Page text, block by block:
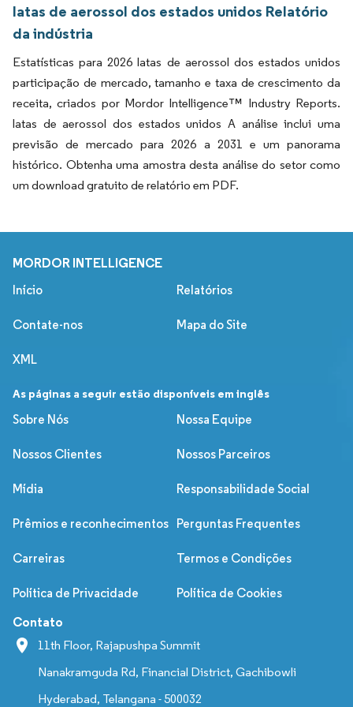
latas de aerossol dos estados unidos Relatório
da indústria
Estatísticas para 2026 latas de aerossol dos estados unidos
participação de mercado, tamanho e taxa de crescimento da
receita, criados por Mordor Intelligence™ Industry Reports.
latas de aerossol dos estados unidos A análise inclui uma
previsão de mercado para 2026 a 2031 e um panorama
histórico. Obtenha uma amostra desta análise do setor como
um download gratuito de relatório em PDF.
MORDOR INTELLIGENCE
Início Relatórios
Contate-nos Mapa do Site
XML
As páginas a seguir estão disponíveis em inglês
Sobre Nós
Nossa Equipe
Nossos Clientes Nossos Parceiros
Mídia Responsabilidade Social
Prêmios e reconhecimentos Perguntas Frequentes
Carreiras Termos e Condições
Política de Privacidade Política de Cookies
Contato
11th Floor, Rajapushpa Summit
Nanakramguda Rd, Financial District, Gachibowli
Hyderabad, Telangana - 500032